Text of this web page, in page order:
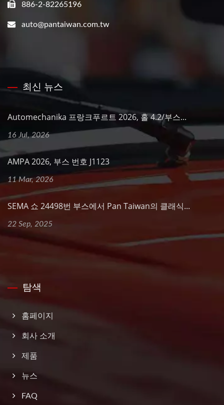
886-2-82265196
auto@pantaiwan.com.tw
최신 뉴스
Automechanika 프랑크푸르트 2026, 홀 4.2/부스...
16 Jul, 2026
AMPA 2026, 부스 번호 J1123
11 Mar, 2026
SEMA 쇼 24498번 부스에서 Pan Taiwan의 클래식...
22 Sep, 2025
탐색
홈페이지
회사 소개
제품
뉴스
FAQ